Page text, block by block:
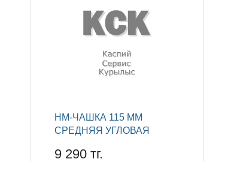
НМ-ЧАШКА 115 ММ
СРЕДНЯЯ УГЛОВАЯ
9 290 тг.